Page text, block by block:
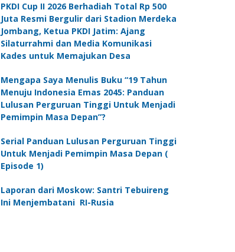
PKDI Cup II 2026 Berhadiah Total Rp 500
Juta Resmi Bergulir dari Stadion Merdeka
Jombang, Ketua PKDI Jatim: Ajang
Silaturrahmi dan Media Komunikasi
Kades untuk Memajukan Desa
Mengapa Saya Menulis Buku “19 Tahun
Menuju Indonesia Emas 2045: Panduan
Lulusan Perguruan Tinggi Untuk Menjadi
Pemimpin Masa Depan”?
Serial Panduan Lulusan Perguruan Tinggi
Untuk Menjadi Pemimpin Masa Depan (
Episode 1)
Laporan dari Moskow: Santri Tebuireng
Ini Menjembatani RI-Rusia